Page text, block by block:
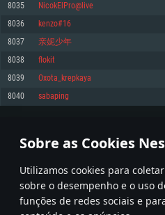
Sobre as Cookies
Utilizamos cookies para
sobre o desempenho e o uso
funções de redes sociais e
Recomendado
superior, Radeon RX 570 ou superior
Disco: 75,9 GB
Recomendado
Network: Internet de banda larga.
Recomendado
Sistema Operativo: Ubuntu 20.04 64bit
Processador: Intel Core i7
Memória: 16 GB
Placa Gráfica: NVIDIA 1060 com os
meses) / equivalentes AMD (Radeon
Network: Internet de banda larga.
8035 NicokElPro@live
8036 kenzo#16
8037 亲妮少年
8038 flokit
8039 Oxota_krepkaya
8040 sabaping